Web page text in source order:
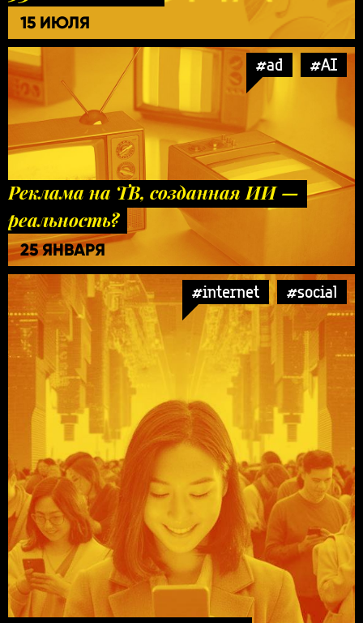
15 ИЮЛЯ
#ad #AI
Реклама на ТВ, созданная ИИ —
реальность?
25 ЯНВАРЯ
#internet #social